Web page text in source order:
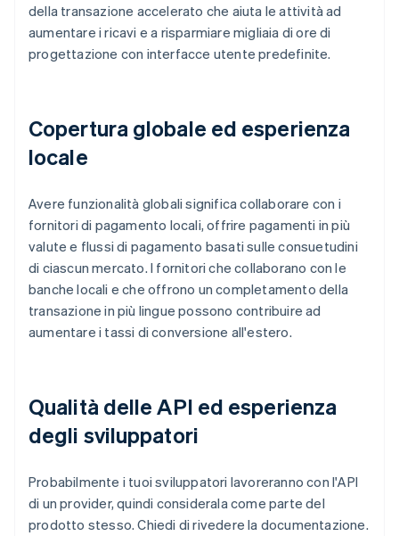
della transazione accelerato che aiuta le attività ad
aumentare i ricavi e a risparmiare migliaia di ore di
progettazione con interfacce utente predefinite.
Copertura globale ed esperienza
locale
Avere funzionalità globali significa collaborare con i
fornitori di pagamento locali, offrire pagamenti in più
valute e flussi di pagamento basati sulle consuetudini
di ciascun mercato. I fornitori che collaborano con le
banche locali e che offrono un completamento della
transazione in più lingue possono contribuire ad
aumentare i tassi di conversione all'estero.
Qualità delle API ed esperienza
degli sviluppatori
Probabilmente i tuoi sviluppatori lavoreranno con l'API
di un provider, quindi considerala come parte del
prodotto stesso. Chiedi di rivedere la documentazione.